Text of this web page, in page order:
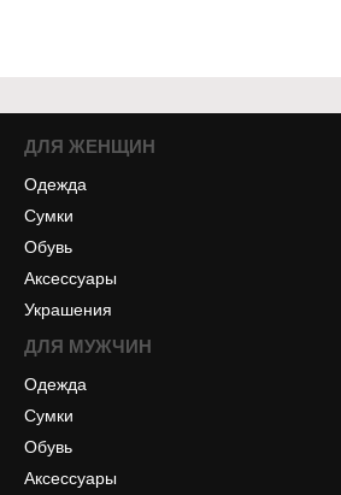
ДЛЯ ЖЕНЩИН
Одежда
Сумки
Обувь
Аксессуары
Украшения
ДЛЯ МУЖЧИН
Одежда
Сумки
Обувь
Аксессуары